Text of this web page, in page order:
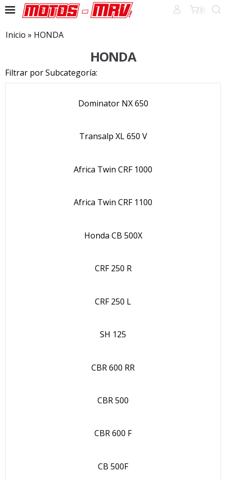
0
Inicio » HONDA
HONDA
Filtrar por Subcategoría:
Dominator NX 650
Transalp XL 650 V
Africa Twin CRF 1000
Africa Twin CRF 1100
Honda CB 500X
CRF 250 R
CRF 250 L
SH 125
CBR 600 RR
CBR 500
CBR 600 F
CB 500F